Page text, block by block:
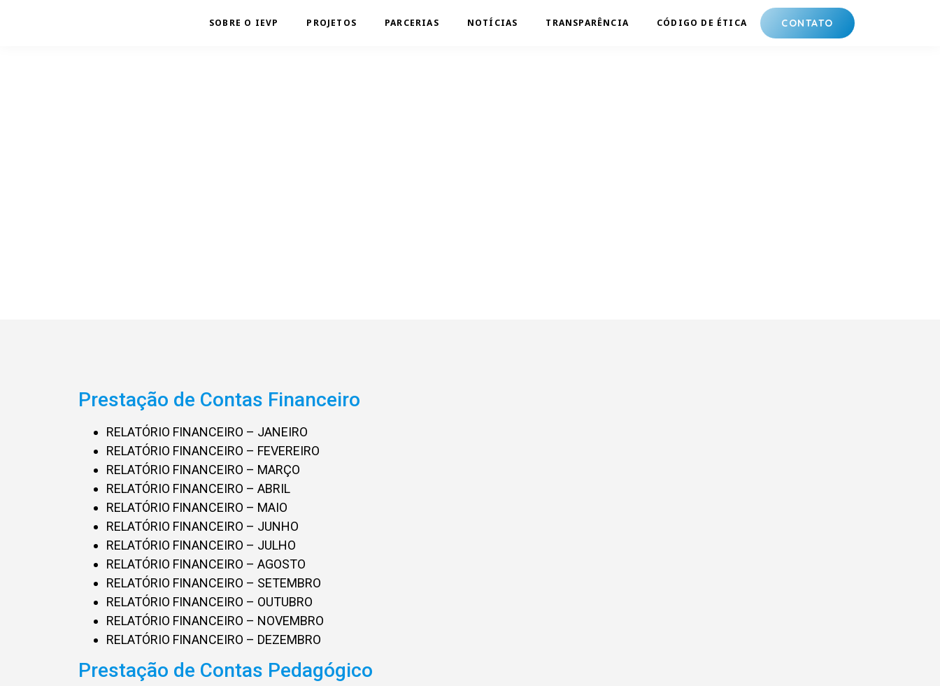
SOBRE O IEVP PROJETOS PARCERIAS NOTÍCIAS TRANSPARÊNCIA CÓDIGO DE ÉTICA CONTATO
Prestação de Contas Financeiro
RELATÓRIO FINANCEIRO – JANEIRO
RELATÓRIO FINANCEIRO – FEVEREIRO
RELATÓRIO FINANCEIRO – MARÇO
RELATÓRIO FINANCEIRO – ABRIL
RELATÓRIO FINANCEIRO – MAIO
RELATÓRIO FINANCEIRO – JUNHO
RELATÓRIO FINANCEIRO – JULHO
RELATÓRIO FINANCEIRO – AGOSTO
RELATÓRIO FINANCEIRO – SETEMBRO
RELATÓRIO FINANCEIRO – OUTUBRO
RELATÓRIO FINANCEIRO – NOVEMBRO
RELATÓRIO FINANCEIRO – DEZEMBRO
Prestação de Contas Pedagógico